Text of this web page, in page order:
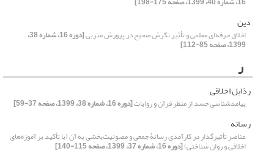
دین
اخلاق حرفه‌ای معلمی و تأثیر نگرش صحیح در پرورش متربی [دوره 16، شماره 38،
1399، صفحه 85-112]
ر
رذایل اخلاقی
پیامدشناسی حسد از منظر قرآن و روایات[دوره 16، شماره 38، 1399، صفحه 37-59]
رسانه
عناصر تأثیرگذار در کارآمدی رسانۀ جمعی و مصونیت‌بخشی به آن (با تأکید بر آموزه‌های
اخلاقی و روان شناختی)[دوره 16، شماره 37، 1399، صفحه 115-140]